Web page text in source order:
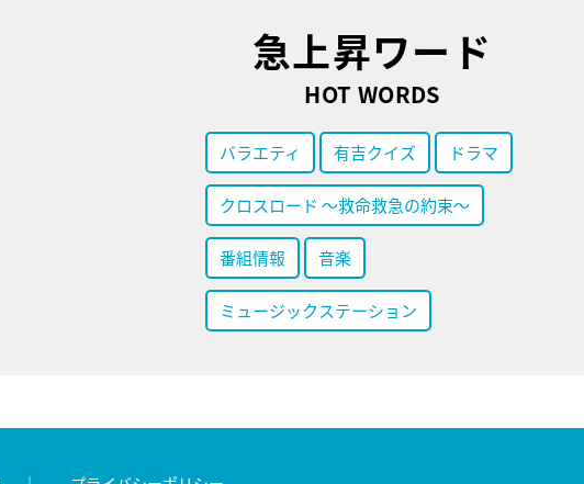
急上昇ワード
HOT WORDS
バラエティ 有吉クイズ ドラマ
クロスロード ～救命救急の約束～
番組情報 音楽
ミュージックステーション